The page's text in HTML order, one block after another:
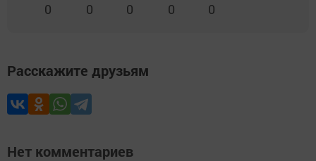
0 0 0 0 0
Расскажите друзьям
Нет комментариев